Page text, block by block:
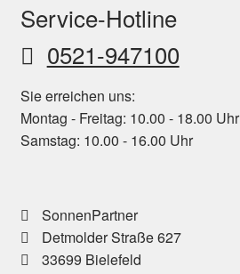
Service-Hotline
0521-947100
Sie erreichen uns:
Montag - Freitag: 10.00 - 18.00 Uhr
Samstag: 10.00 - 16.00 Uhr
SonnenPartner
Detmolder Straße 627
33699 Bielefeld